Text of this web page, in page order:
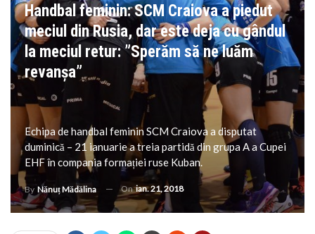
Handbal feminin: SCM Craiova a piedut
meciul din Rusia, dar este deja cu gândul
la meciul retur: ”Sperăm să ne luăm
revanșa”
Echipa de handbal feminin SCM Craiova a disputat
duminică – 21 ianuarie a treia partidă din grupa A a Cupei
EHF în compania formației ruse Kuban.
By Nănuț Mădălina Onian. 21, 2018